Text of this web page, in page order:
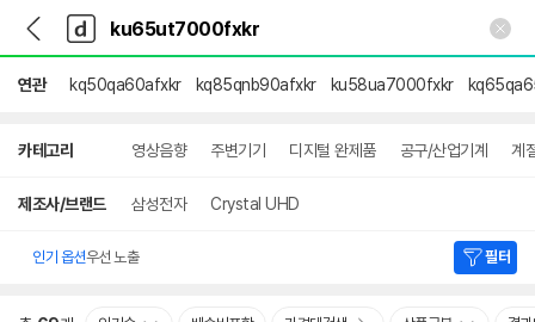
다
나
와
가
기
다
와
메
인
연관 kq50qa60afxkr kq85qnb90afxkr ku58ua7000fxkr
카테고리 영상음향 주변기기 디지털 완제품 공구/산업기계 계
제조사/브랜드 삼성전자 Crystal UHD
인기 옵션우선 노출 필터